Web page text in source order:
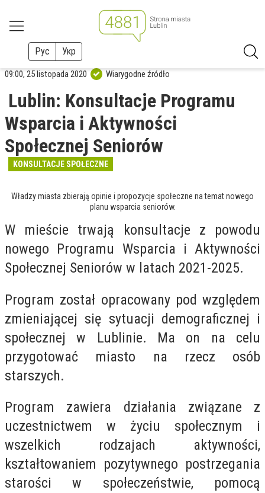
Рус Укр
09:00, 25 listopada 2020 Wiarygodne źródło
Lublin: Konsultacje Programu
Wsparcia i Aktywności
Społecznej Seniorów
KONSULTACJE SPOŁECZNE
Władzy miasta zbierają opinie i propozycje społeczne na temat nowego
planu wsparcia seniorów.
W mieście trwają konsultacje z powodu
nowego Programu Wsparcia i Aktywności
Społecznej Seniorów w latach 2021-2025.
Program został opracowany pod względem
zmieniającej się sytuacji demograficznej i
społecznej w Lublinie. Ma on na celu
przygotować miasto na rzecz osób
starszych.
Program zawiera działania związane z
uczestnictwem w życiu społecznym i
wszelkich rodzajach aktywności,
kształtowaniem pozytywnego postrzegania
starości w społeczeństwie, pomocą